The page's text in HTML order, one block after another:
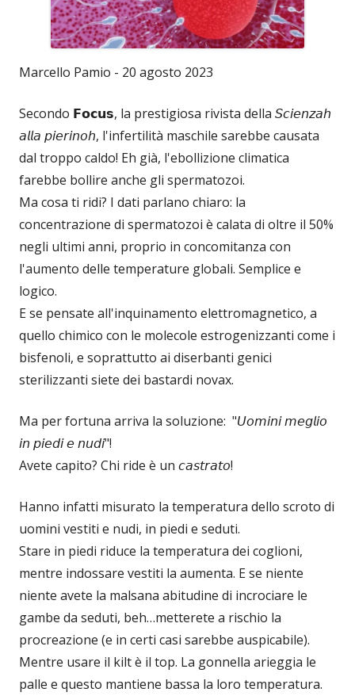
Marcello Pamio - 20 agosto 2023
Secondo 𝗙𝗼𝗰𝘂𝘀, la prestigiosa rivista della 𝘚𝘤𝘪𝘦𝘯𝘻𝘢𝘩
𝘢𝘭𝘭𝘢 𝘱𝘪𝘦𝘳𝘪𝘯𝘰𝘩, l'infertilità maschile sarebbe causata
dal troppo caldo! Eh già, l'ebollizione climatica
farebbe bollire anche gli spermatozoi.
Ma cosa ti ridi? I dati parlano chiaro: la
concentrazione di spermatozoi è calata di oltre il 50%
negli ultimi anni, proprio in concomitanza con
l'aumento delle temperature globali. Semplice e
logico.
E se pensate all'inquinamento elettromagnetico, a
quello chimico con le molecole estrogenizzanti come i
bisfenoli, e soprattutto ai diserbanti genici
sterilizzanti siete dei bastardi novax.
Ma per fortuna arriva la soluzione: "𝘜𝘰𝘮𝘪𝘯𝘪 𝘮𝘦𝘨𝘭𝘪𝘰
𝘪𝘯 𝘱𝘪𝘦𝘥𝘪 𝘦 𝘯𝘶𝘥𝘪"!
Avete capito? Chi ride è un 𝘤𝘢𝘴𝘵𝘳𝘢𝘵𝘰!
Hanno infatti misurato la temperatura dello scroto di
uomini vestiti e nudi, in piedi e seduti.
Stare in piedi riduce la temperatura dei coglioni,
mentre indossare vestiti la aumenta. E se niente
niente avete la malsana abitudine di incrociare le
gambe da seduti, beh…metterete a rischio la
procreazione (e in certi casi sarebbe auspicabile).
Mentre usare il kilt è il top. La gonnella arieggia le
palle e questo mantiene bassa la loro temperatura.